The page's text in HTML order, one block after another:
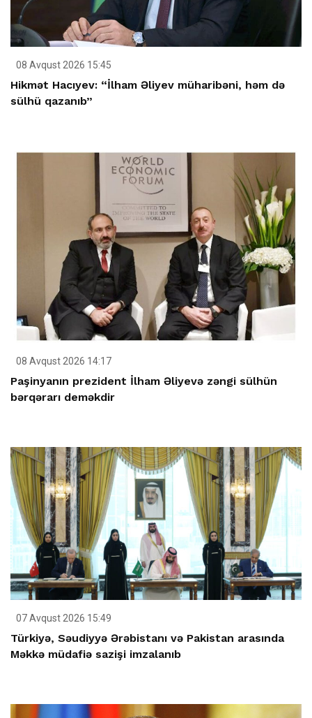
08 Avqust 2026 15:45
Hikmət Hacıyev: “İlham Əliyev müharibəni, həm də
sülhü qazanıb”
08 Avqust 2026 14:17
Paşinyanın prezident İlham Əliyevə zəngi sülhün
bərqərarı deməkdir
07 Avqust 2026 15:49
Türkiyə, Səudiyyə Ərəbistanı və Pakistan arasında
Məkkə müdafiə sazişi imzalanıb